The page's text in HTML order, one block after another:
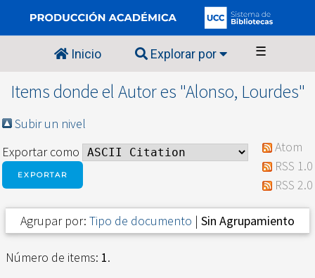
Inicio Explorar por ☰
Items donde el Autor es "Alonso, Lourdes"
Subir un nivel
Exportar como
Atom
RSS 1.0
RSS 2.0
Agrupar por: Tipo de documento | Sin Agrupamiento
Número de items: 1.